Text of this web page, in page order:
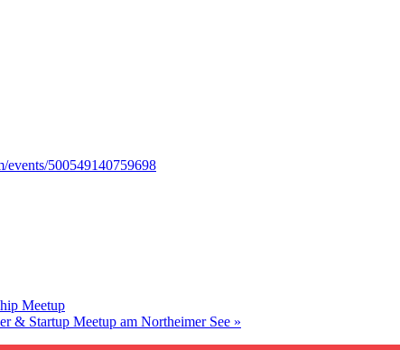
events/500549140759698
Meetup
& Startup Meetup am Northeimer See »